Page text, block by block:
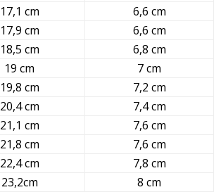
17,1 cm
6,6 cm
17,9 cm
6,6 cm
18,5 cm
6,8 cm
19 cm
7 cm
19,8 cm
7,2 cm
20,4 cm
7,4 cm
21,1 cm
7,6 cm
21,8 cm
7,6 cm
22,4 cm
7,8 cm
23,2cm
8 cm